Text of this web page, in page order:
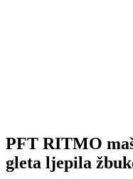
PFT RITMO
gleta ljepila